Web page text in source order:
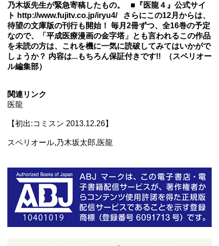
乃木坂先生が緊急寄稿したもの。
■『医龍４』公式サイ
ト http://www.fujitv.co.jp/iryu4/
さらにこの12月からは、
待望の文庫版の刊行も開始！ 毎月2冊ずつ、全16巻の予定
なので、「平成医療漫画の金字塔」とも言われるこの作品
を未読の方は、これを機に一気に読破してみてはいかがで
しょうか？ 内容は...もちろん保証付きです!!
（スペリオー
ル編集部）
関連リンク
医龍
【初出:コミスン 2013.12.26】
スペリオール,乃木坂太郎,医龍